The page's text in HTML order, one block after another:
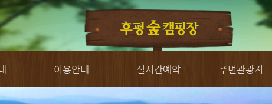
이용안내 실시간예약 주변관광지